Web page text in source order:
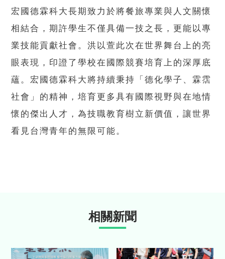
宏國德霖科大長期致力於將餐旅專業與人文關懷
相結合，期許學生不僅具備一技之長，更能以專
業技能貢獻社會。洪以萱此次在世界舞台上的亮
眼表現，印證了學校在國際競賽培育上的深厚底
蘊。宏國德霖科大將持續秉持「德化學子、霖霑
社會」的精神，培育更多具有國際視野與在地情
懷的傑出人才，為技職教育樹立新價值，讓世界
看見台灣青年的無限可能。
相關新聞